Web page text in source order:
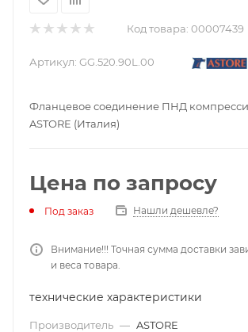
Код товара: 00007439
Артикул: GG.520.90L.00
Фланцевое соединение ПНД
ASTORE (Италия)
Цена по запросу
Под заказ Нашли дешевле?
Внимание!!! Точная сумма доставки
и веса товара.
технические характеристики
Производитель — ASTORE